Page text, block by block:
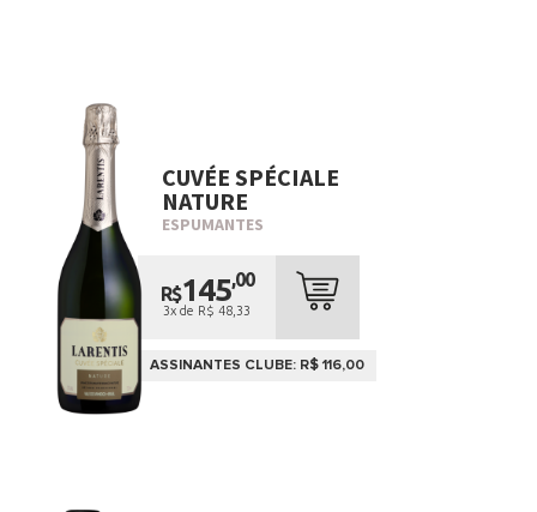
CUVÉE SPÉCIALE
NATURE
ESPUMANTES
R$145,00
3x de R$ 48,33
ASSINANTES CLUBE: R$ 116,00